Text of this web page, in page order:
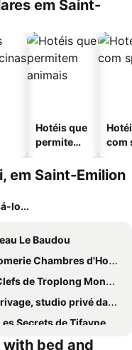
em Saint-
Hotéis que
permitem
com
em Saint-Emilion
lo...
Le Baudou
Chambres d'Hotes
de Troplong Mondot
studio privé dans maison d'hôte avec parc
Secrets de Tifayne
Rivières
bed and